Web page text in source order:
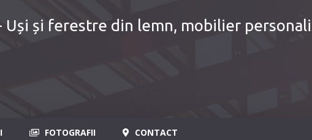
- Uși și ferestre din lemn, mobilier
FOTOGRAFII CONTACT